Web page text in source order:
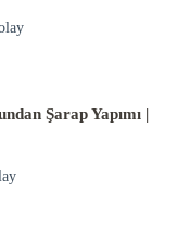
Şarap Yapımı |